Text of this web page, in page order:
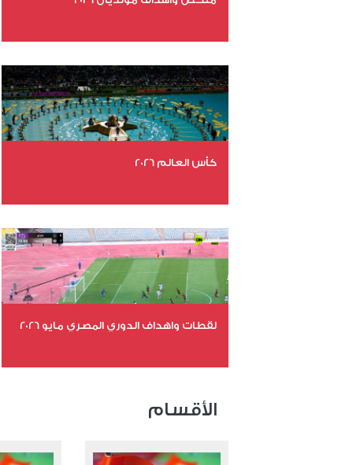
عدد المشاهدات 4876
كأس العالم 2026
عدد المشاهدات 10844
لقطات واهداف الدوري المصري مايو 2026
الأقسام